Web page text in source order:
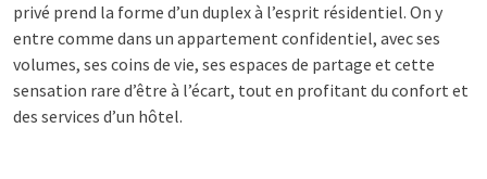
privé prend la forme d’un duplex à l’esprit résidentiel. On y
entre comme dans un appartement confidentiel, avec ses
volumes, ses coins de vie, ses espaces de partage et cette
sensation rare d’être à l’écart, tout en profitant du confort et
des services d’un hôtel.